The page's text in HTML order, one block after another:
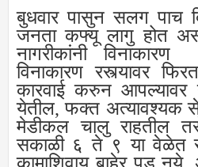
बुधवार पासुन सलग पाच
जनता कफ्यू लागु होत
नागरीकांनी
विनाकारण रस्त्यावर
कारवाई करुन आपल्यावर
येतील, फक्त अत्यावश्यक
मेडीकल चालु राहतील
सकाळी ६ ते ९ या वेळेत